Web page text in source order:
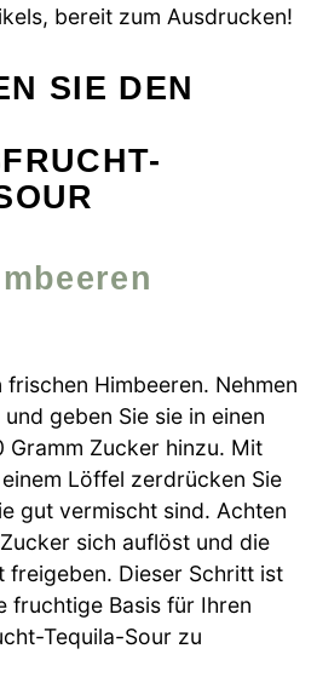
bereit zum Ausdrucken!
SIE DEN
frischen Himbeeren. Nehmen
geben Sie sie in einen
Gramm Zucker hinzu. Mit
Löffel zerdrücken Sie
gut vermischt sind. Achten
sich auflöst und die
freigeben. Dieser Schritt ist
fruchtige Basis für Ihren
Tequila-Sour zu